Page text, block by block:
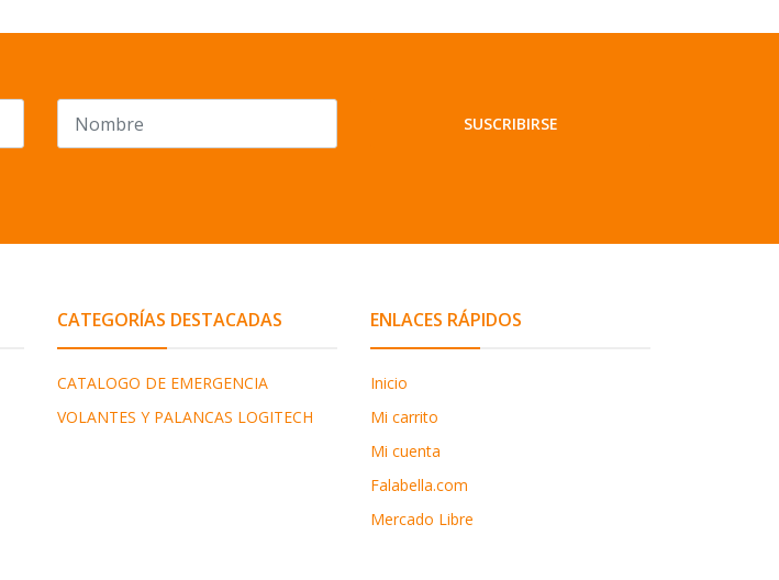
SUSCRIBIRSE
CATEGORÍAS DESTACADAS
CATALOGO DE EMERGENCIA
VOLANTES Y PALANCAS LOGITECH
ENLACES RÁPIDOS
Inicio
Mi carrito
Mi cuenta
Falabella.com
Mercado Libre